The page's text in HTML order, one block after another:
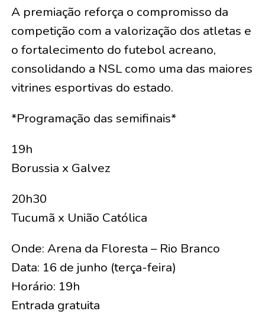
A premiação reforça o compromisso da
competição com a valorização dos atletas e
o fortalecimento do futebol acreano,
consolidando a NSL como uma das maiores
vitrines esportivas do estado.
*Programação das semifinais*
19h
Borussia x Galvez
20h30
Tucumã x União Católica
Onde: Arena da Floresta – Rio Branco
Data: 16 de junho (terça-feira)
Horário: 19h
Entrada gratuita